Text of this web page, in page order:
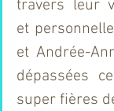
travers leur
et
et Andrée-
dépassées
super fières